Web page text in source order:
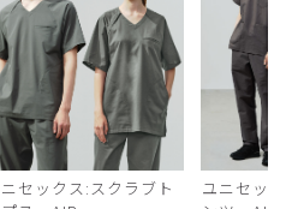
セックス:スクラブト
ユニセッ